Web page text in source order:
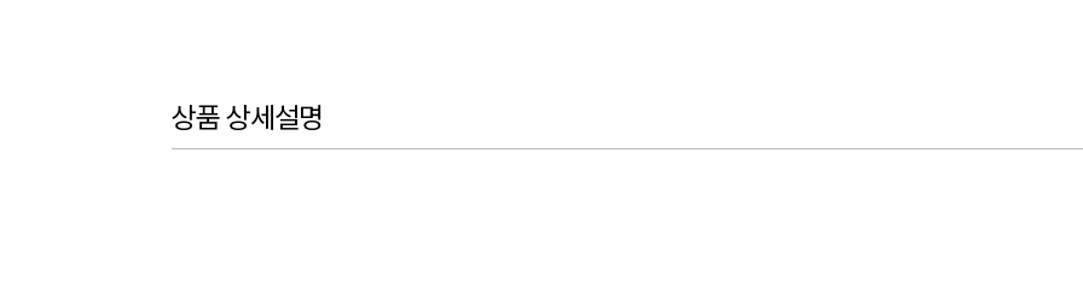
상품 상세설명